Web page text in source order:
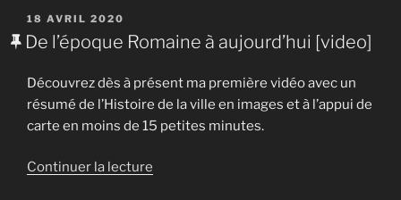
PUBLIÉ
LE
18 AVRIL 2020
De l’époque Romaine à aujourd’hui [video]
Découvrez dès à présent ma première vidéo avec un
résumé de l’Histoire de la ville en images et à l’appui de
carte en moins de 15 petites minutes.
Continuer la lecture